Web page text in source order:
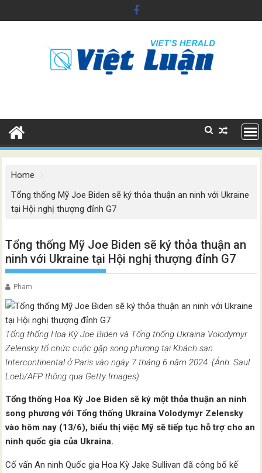
to
Home
Tổng thống Mỹ Joe Biden sẽ ký thỏa thuận an ninh với Ukraine
tại Hội nghị thượng đỉnh G7
Tổng thống Mỹ Joe Biden sẽ ký thỏa thuận an
ninh với Ukraine tại Hội nghị thượng đỉnh G7
Pham
Tổng thống Hoa Kỳ Joe Biden và Tổng thống Ukraina Volodymyr
Zelensky tổ chức cuộc gặp song phương tại Khách sạn
Intercontinental ở Paris vào ngày 7 tháng 6 năm 2024. (Ảnh: Saul
Loeb/AFP thông qua Getty Images)
Tổng thống Hoa Kỳ Joe Biden sẽ ký một thỏa thuận an ninh
song phương với Tổng thống Ukraina Volodymyr Zelensky
vào hôm nay (13/6), biểu thị việc Mỹ sẽ tiếp tục hỗ trợ cho an
ninh quốc gia của Ukraina.
Cố vấn An ninh Quốc gia Hoa Kỳ Jake Sullivan đã công bố kế